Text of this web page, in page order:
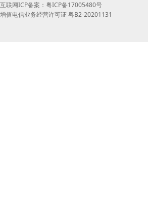
互联网ICP备案：粤ICP备17005480号
增值电信业务经营许可证 粤B2-20201131